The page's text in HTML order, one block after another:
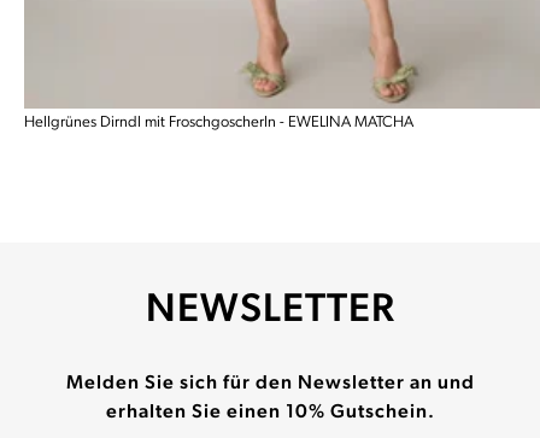
Hellgrünes Dirndl mit Froschgoscherln - EWELINA MATCHA
NEWSLETTER
Melden Sie sich für den Newsletter an und
erhalten Sie einen 10% Gutschein.